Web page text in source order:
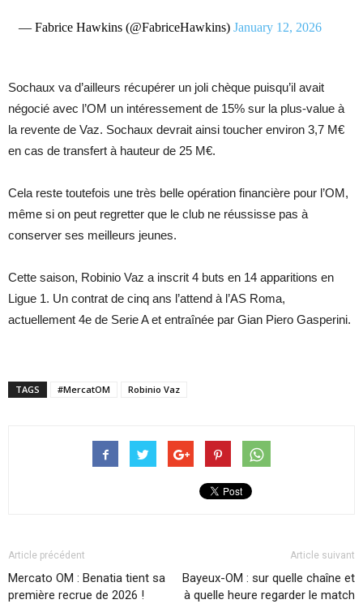
— Fabrice Hawkins (@FabriceHawkins) January 12, 2026
Sochaux va d’ailleurs récupérer un joli chèque puisqu’il avait
négocié avec l’OM un intéressement de 15% sur la plus-value à
la revente de Vaz. Sochaux devrait ainsi toucher environ 3,7 M€
en cas de transfert à hauteur de 25 M€.
Cela reste toutefois une très belle opération financière pour l’OM,
même si on peut regretter que le club ne réussisse pas à
conserver ses meilleurs jeunes.
Cette saison, Robinio Vaz a inscrit 4 buts en 14 apparitions en
Ligue 1. Un contrat de cinq ans l’attend à l’AS Roma,
actuellement 4e de Serie A et entraînée par Gian Piero Gasperini.
TAGS #MercatOM Robinio Vaz
Article précédent
Mercato OM : Benatia tient sa
première recrue de 2026 !
Article suivant
Bayeux-OM : sur quelle chaîne et
à quelle heure regarder le match